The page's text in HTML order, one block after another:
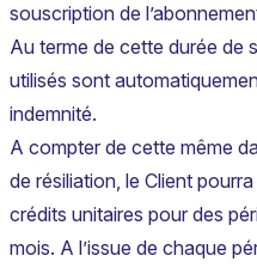
souscription de
Au terme de cette durée de
utilisés sont
indemnité.
A compter de cette même
de résiliation, le Client
crédits unitaires pour des
mois. A l’issue de chaque